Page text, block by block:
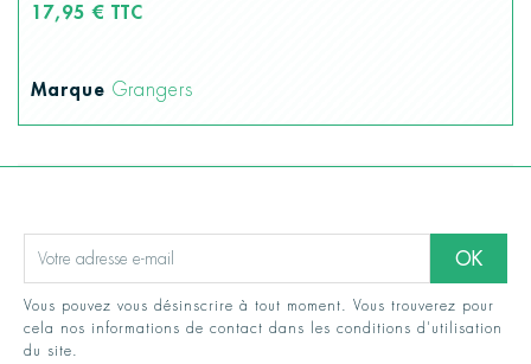
17,95 € TTC
Marque Grangers
Vous pouvez vous désinscrire à tout moment. Vous trouverez pour
cela nos informations de contact dans les conditions d'utilisation
du site.